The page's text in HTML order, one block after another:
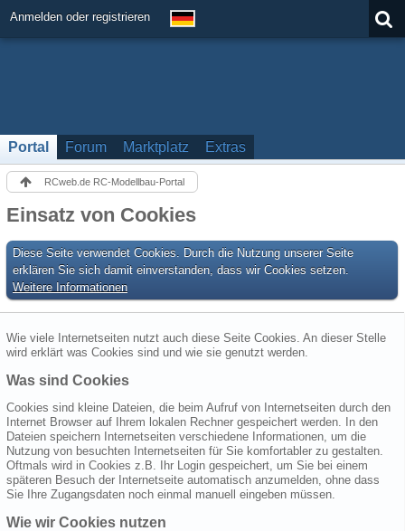
Anmelden oder registrieren
Portal Forum Marktplatz Extras
RCweb.de RC-Modellbau-Portal
Einsatz von Cookies
Diese Seite verwendet Cookies. Durch die Nutzung unserer Seite
erklären Sie sich damit einverstanden, dass wir Cookies setzen.
Weitere Informationen
Wie viele Internetseiten nutzt auch diese Seite Cookies. An dieser Stelle
wird erklärt was Cookies sind und wie sie genutzt werden.
Was sind Cookies
Cookies sind kleine Dateien, die beim Aufruf von Internetseiten durch den
Internet Browser auf Ihrem lokalen Rechner gespeichert werden. In den
Dateien speichern Internetseiten verschiedene Informationen, um die
Nutzung von besuchten Internetseiten für Sie komfortabler zu gestalten.
Oftmals wird in Cookies z.B. Ihr Login gespeichert, um Sie bei einem
späteren Besuch der Internetseite automatisch anzumelden, ohne dass
Sie Ihre Zugangsdaten noch einmal manuell eingeben müssen.
Wie wir Cookies nutzen